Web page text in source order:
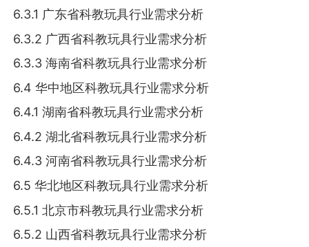
6.3.1 广东省科教玩具行业需求分析
6.3.2 广西省科教玩具行业需求分析
6.3.3 海南省科教玩具行业需求分析
6.4 华中地区科教玩具行业需求分析
6.4.1 湖南省科教玩具行业需求分析
6.4.2 湖北省科教玩具行业需求分析
6.4.3 河南省科教玩具行业需求分析
6.5 华北地区科教玩具行业需求分析
6.5.1 北京市科教玩具行业需求分析
6.5.2 山西省科教玩具行业需求分析